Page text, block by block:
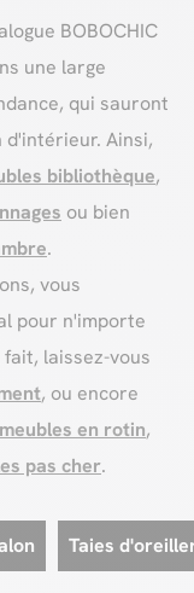
BOBOCHIC
une large
qui sauront
Ainsi,
bibliothèque,
ou bien
.
vous
pour n'importe
laissez-vous
, ou encore
meubles en rotin,
pas cher.
Taies